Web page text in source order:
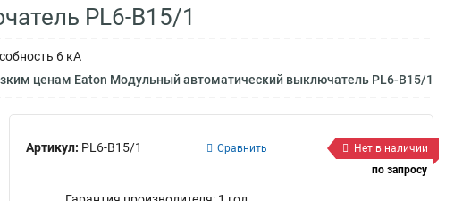
PL6-B15/1
6 кА
ценам Eaton Модульный автоматический выключатель PL6-B15/1
Артикул: PL6-B15/1 Сравнить
Нет в наличии
по запросу